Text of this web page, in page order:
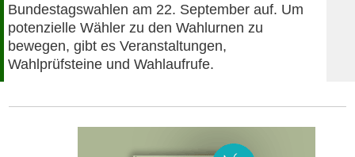
Bundestagswahlen am 22. September auf. Um
potenzielle Wähler zu den Wahlurnen zu
bewegen, gibt es Veranstaltungen,
Wahlprüfsteine und Wahlaufrufe.